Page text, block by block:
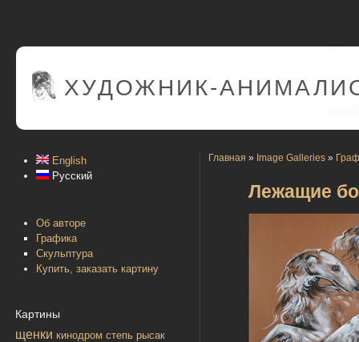
ХУДОЖНИК-
English
Русский
Об авторе
Графика
Скульптура
Купить, заказать картину
Картины
щенки кинодром степь рысак
Главная » Image Galleries »
Лежащие